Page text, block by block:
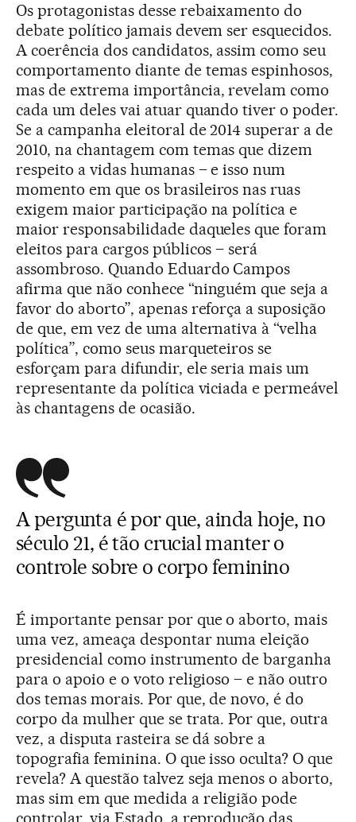
Os protagonistas desse rebaixamento do
debate político jamais devem ser esquecidos.
A coerência dos candidatos, assim como seu
comportamento diante de temas espinhosos,
mas de extrema importância, revelam como
cada um deles vai atuar quando tiver o poder.
Se a campanha eleitoral de 2014 superar a de
2010, na chantagem com temas que dizem
respeito a vidas humanas – e isso num
momento em que os brasileiros nas ruas
exigem maior participação na política e
maior responsabilidade daqueles que foram
eleitos para cargos públicos – será
assombroso. Quando Eduardo Campos
afirma que não conhece “ninguém que seja a
favor do aborto”, apenas reforça a suposição
de que, em vez de uma alternativa à “velha
política”, como seus marqueteiros se
esforçam para difundir, ele seria mais um
representante da política viciada e permeável
às chantagens de ocasião.
A pergunta é por que, ainda hoje, no
século 21, é tão crucial manter o
controle sobre o corpo feminino
É importante pensar por que o aborto, mais
uma vez, ameaça despontar numa eleição
presidencial como instrumento de barganha
para o apoio e o voto religioso – e não outro
dos temas morais. Por que, de novo, é do
corpo da mulher que se trata. Por que, outra
vez, a disputa rasteira se dá sobre a
topografia feminina. O que isso oculta? O que
revela? A questão talvez seja menos o aborto,
mas sim em que medida a religião pode
controlar, via Estado, a reprodução das